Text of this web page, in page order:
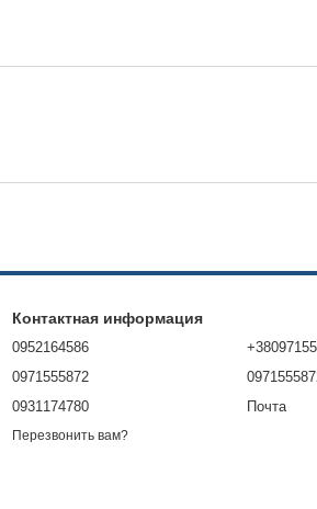
Контактная информация
0952164586
0971555872
0931174780
Перезвонить вам?
Почта